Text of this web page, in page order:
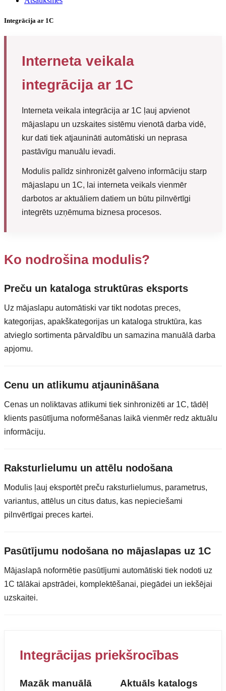
Integrācija ar 1C
Interneta veikala
integrācija ar 1C
Interneta veikala integrācija ar 1C ļauj apvienot
mājaslapu un uzskaites sistēmu vienotā darba vidē,
kur dati tiek atjaunināti automātiski un neprasa
pastāvīgu manuālu ievadi.
Modulis palīdz sinhronizēt galveno informāciju starp
mājaslapu un 1C, lai interneta veikals vienmēr
darbotos ar aktuāliem datiem un būtu pilnvērtīgi
integrēts uzņēmuma biznesa procesos.
Ko nodrošina modulis?
Preču un kataloga struktūras eksports
Uz mājaslapu automātiski var tikt nodotas preces,
kategorijas, apakškategorijas un kataloga struktūra, kas
atvieglo sortimenta pārvaldību un samazina manuālā darba
apjomu.
Cenu un atlikumu atjaunināšana
Cenas un noliktavas atlikumi tiek sinhronizēti ar 1C, tādēļ
klients pasūtījuma noformēšanas laikā vienmēr redz aktuālu
informāciju.
Raksturlielumu un attēlu nodošana
Modulis ļauj eksportēt preču raksturlielumus, parametrus,
variantus, attēlus un citus datus, kas nepieciešami
pilnvērtīgai preces kartei.
Pasūtījumu nodošana no mājaslapas uz 1C
Mājaslapā noformētie pasūtījumi automātiski tiek nodoti uz
1C tālākai apstrādei, komplektēšanai, piegādei un iekšējai
uzskaitei.
Integrācijas priekšrocības
Mazāk manuālā
Aktuāls katalogs